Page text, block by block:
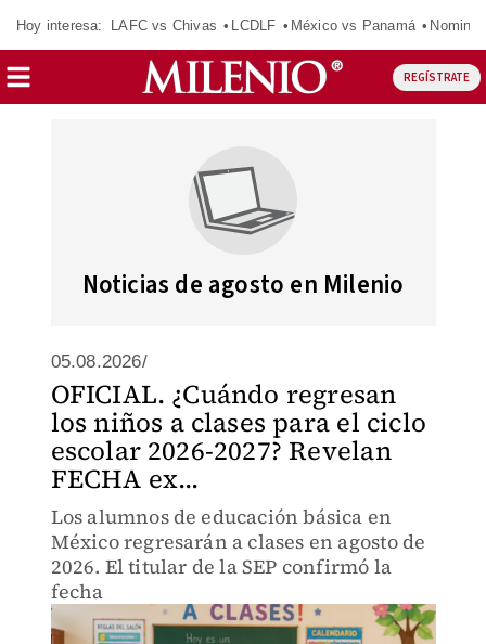
Hoy interesa: LAFC vs Chivas LCDLF México vs Panamá
REGÍSTRATE
Noticias de agosto en Milenio
05.08.2026/
OFICIAL. ¿Cuándo regresan
los niños a clases para el ciclo
escolar 2026-2027? Revelan
FECHA ex...
Los alumnos de educación básica en
México regresarán a clases en agosto de
2026. El titular de la SEP confirmó la
fecha